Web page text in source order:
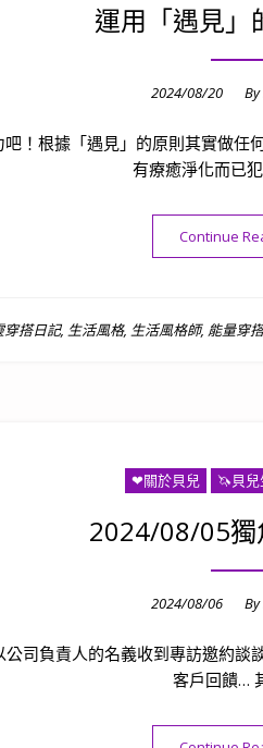
運用「遇見」
Posted
2024/08/20 By
！根據「遇見」的原則其實做任
有療癒淨化而已
Continue
穿搭日記, 生活風格, 生活風格師, 能量穿搭
❤關於貝兒 🦄️貝
2024/08/05獨
Posted
2024/08/06 By
司負責人的名義收到專訪邀約談
客戶回饋…